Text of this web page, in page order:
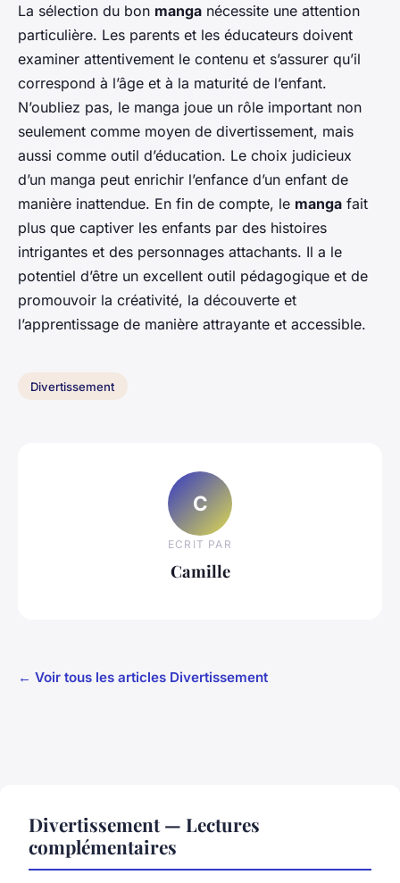
La sélection du bon manga nécessite une attention
particulière. Les parents et les éducateurs doivent
examiner attentivement le contenu et s’assurer qu’il
correspond à l’âge et à la maturité de l’enfant.
N’oubliez pas, le manga joue un rôle important non
seulement comme moyen de divertissement, mais
aussi comme outil d’éducation. Le choix judicieux
d’un manga peut enrichir l’enfance d’un enfant de
manière inattendue. En fin de compte, le manga fait
plus que captiver les enfants par des histoires
intrigantes et des personnages attachants. Il a le
potentiel d’être un excellent outil pédagogique et de
promouvoir la créativité, la découverte et
l’apprentissage de manière attrayante et accessible.
Divertissement
C
ECRIT PAR
Camille
← Voir tous les articles Divertissement
Divertissement — Lectures
complémentaires